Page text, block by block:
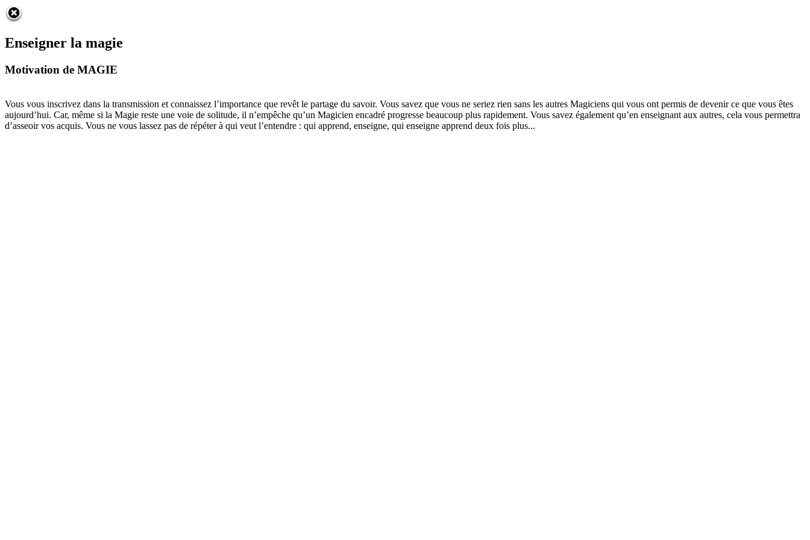
Enseigner la magie
Motivation de MAGIE
Vous vous inscrivez dans la transmission et connaissez l’importance que revêt le partage du savoir. Vous savez que vous ne seriez rien sans les autres Magiciens qui vous ont permis de devenir ce que vous êtes
aujourd’hui. Car, même si la Magie reste une voie de solitude, il n’empêche qu’un Magicien encadré progresse beaucoup plus rapidement. Vous savez également qu’en enseignant aux autres, cela vous permettra
d’asseoir vos acquis. Vous ne vous lassez pas de répéter à qui veut l’entendre : qui apprend, enseigne, qui enseigne apprend deux fois plus...